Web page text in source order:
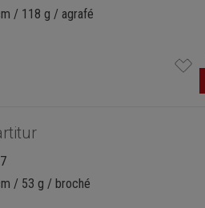
/ 118 g / agrafé
/ 53 g / broché